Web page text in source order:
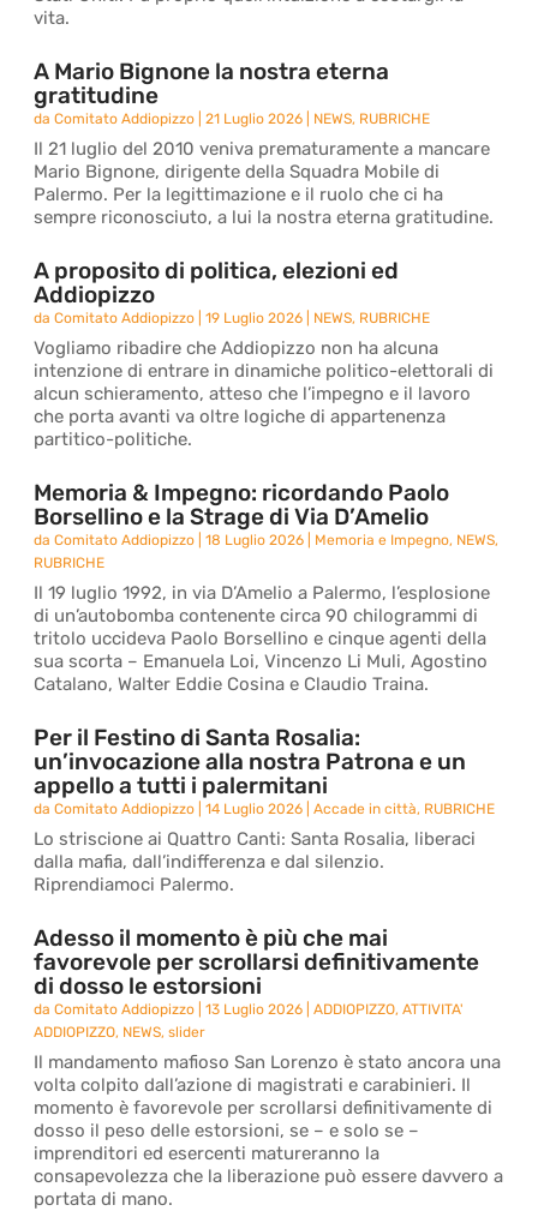
vita.
A Mario Bignone la nostra eterna
gratitudine
daComitato Addiopizzo |21 Luglio 2026 NEWS, RUBRICHE
Il 21 luglio del 2010 veniva prematuramente a mancare
Mario Bignone, dirigente della Squadra Mobile di
Palermo. Per la legittimazione e il ruolo che ci ha
sempre riconosciuto, a lui la nostra eterna gratitudine.
A proposito di politica, elezioni ed
Addiopizzo
daComitato Addiopizzo |19 Luglio 2026 NEWS, RUBRICHE
Vogliamo ribadire che Addiopizzo non ha alcuna
intenzione di entrare in dinamiche politico-elettorali di
alcun schieramento, atteso che l’impegno e il lavoro
che porta avanti va oltre logiche di appartenenza
partitico-politiche.
Memoria & Impegno: ricordando Paolo
Borsellino e la Strage di Via D’Amelio
daComitato Addiopizzo |18 Luglio 2026 Memoria e Impegno, NEWS,
RUBRICHE
Il 19 luglio 1992, in via D’Amelio a Palermo, l’esplosione
di un’autobomba contenente circa 90 chilogrammi di
tritolo uccideva Paolo Borsellino e cinque agenti della
sua scorta – Emanuela Loi, Vincenzo Li Muli, Agostino
Catalano, Walter Eddie Cosina e Claudio Traina.
Per il Festino di Santa Rosalia:
un’invocazione alla nostra Patrona e un
appello a tutti i palermitani
daComitato Addiopizzo |14 Luglio 2026 |Accade in città, RUBRICHE
Lo striscione ai Quattro Canti: Santa Rosalia, liberaci
dalla mafia, dall’indifferenza e dal silenzio.
Riprendiamoci Palermo.
Adesso il momento è più che mai
favorevole per scrollarsi definitivamente
di dosso le estorsioni
daComitato Addiopizzo |13 Luglio 2026 |ADDIOPIZZO,ATTIVITA'
ADDIOPIZZO, NEWS,slider
Il mandamento mafioso San Lorenzo è stato ancora una
volta colpito dall’azione di magistrati e carabinieri. Il
momento è favorevole per scrollarsi definitivamente di
dosso il peso delle estorsioni, se – e solo se –
imprenditori ed esercenti matureranno la
consapevolezza che la liberazione può essere davvero a
portata di mano.